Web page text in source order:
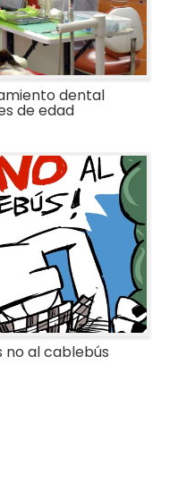
dental
de edad
no al cablebús